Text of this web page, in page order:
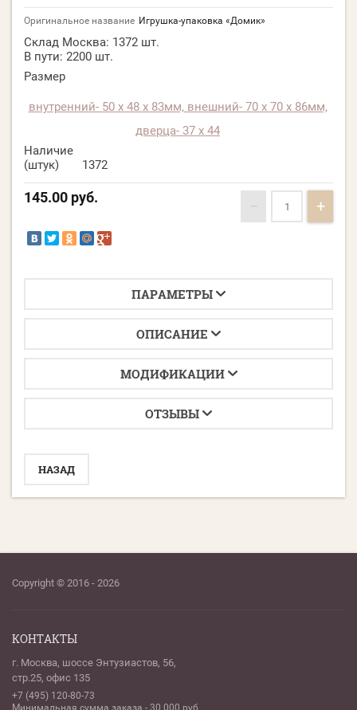
Оригинальное название Игрушка-упаковка «Домик»
Склад Москва: 1372 шт.
В пути: 2200 шт.
Размер
внутренний- 50 х 48 х 83мм, внешний- 70 х 70 х 86мм,
дверца- 37 х 44
Наличие
(штук)
1372
145.00 руб. − +
ПАРАМЕТРЫ
ОПИСАНИЕ
МОДИФИКАЦИИ
ОТЗЫВЫ
НАЗАД
Copyright © 2016 - 2026
КОНТАКТЫ
г. Москва, шоссе Энтузиастов, 56,
стр.25, офис 135
+7 (495) 120-80-73